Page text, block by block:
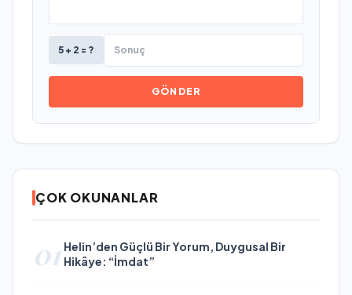
5 + 2 = ?
GÖNDER
ÇOK OKUNANLAR
01 Helin’den Güçlü Bir Yorum, Duygusal Bir
Hikâye: “İmdat”